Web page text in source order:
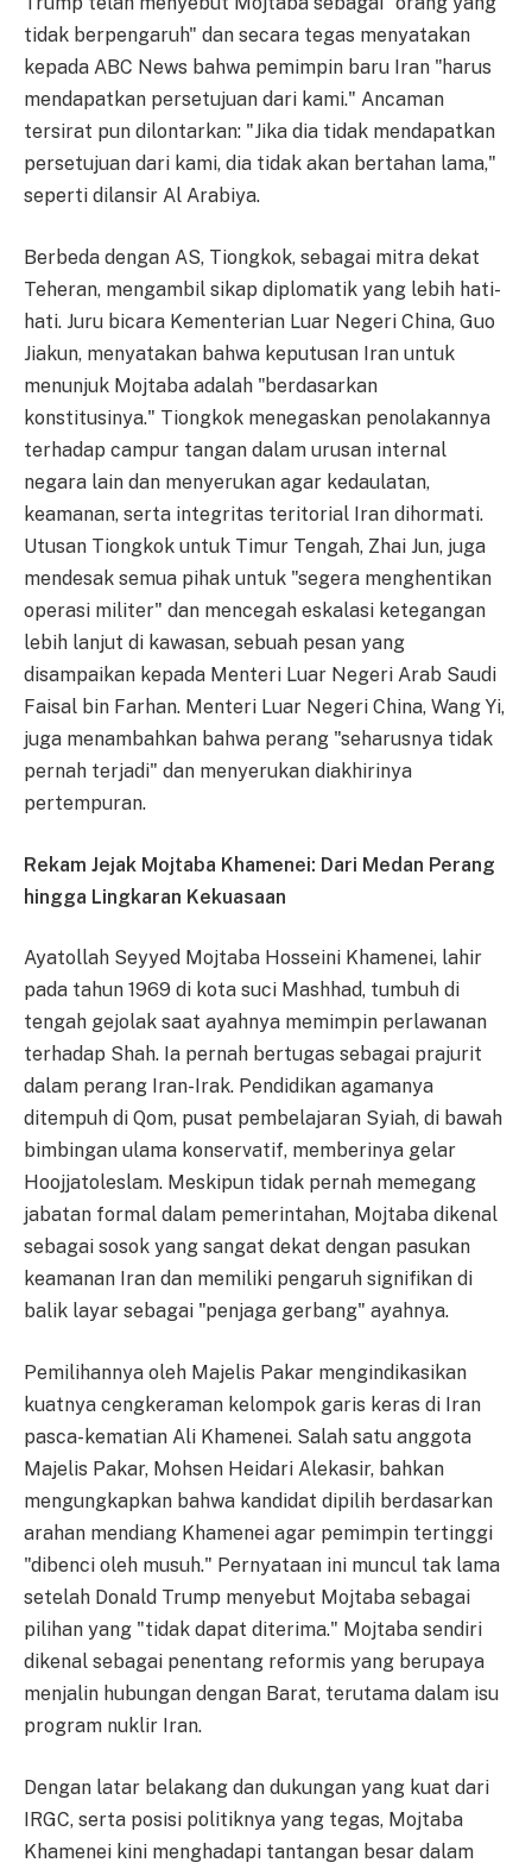
tidak berpengaruh" dan secara tegas menyatakan
kepada ABC News bahwa pemimpin baru Iran "harus
mendapatkan persetujuan dari kami." Ancaman
tersirat pun dilontarkan: "Jika dia tidak mendapatkan
persetujuan dari kami, dia tidak akan bertahan lama,"
seperti dilansir Al Arabiya.
Berbeda dengan AS, Tiongkok, sebagai mitra dekat
Teheran, mengambil sikap diplomatik yang lebih hati-
hati. Juru bicara Kementerian Luar Negeri China, Guo
Jiakun, menyatakan bahwa keputusan Iran untuk
menunjuk Mojtaba adalah "berdasarkan
konstitusinya." Tiongkok menegaskan penolakannya
terhadap campur tangan dalam urusan internal
negara lain dan menyerukan agar kedaulatan,
keamanan, serta integritas teritorial Iran dihormati.
Utusan Tiongkok untuk Timur Tengah, Zhai Jun, juga
mendesak semua pihak untuk "segera menghentikan
operasi militer" dan mencegah eskalasi ketegangan
lebih lanjut di kawasan, sebuah pesan yang
disampaikan kepada Menteri Luar Negeri Arab Saudi
Faisal bin Farhan. Menteri Luar Negeri China, Wang Yi,
juga menambahkan bahwa perang "seharusnya tidak
pernah terjadi" dan menyerukan diakhirinya
pertempuran.
Rekam Jejak Mojtaba Khamenei: Dari Medan Perang
hingga Lingkaran Kekuasaan
Ayatollah Seyyed Mojtaba Hosseini Khamenei, lahir
pada tahun 1969 di kota suci Mashhad, tumbuh di
tengah gejolak saat ayahnya memimpin perlawanan
terhadap Shah. Ia pernah bertugas sebagai prajurit
dalam perang Iran-Irak. Pendidikan agamanya
ditempuh di Qom, pusat pembelajaran Syiah, di bawah
bimbingan ulama konservatif, memberinya gelar
Hoojjatoleslam. Meskipun tidak pernah memegang
jabatan formal dalam pemerintahan, Mojtaba dikenal
sebagai sosok yang sangat dekat dengan pasukan
keamanan Iran dan memiliki pengaruh signifikan di
balik layar sebagai "penjaga gerbang" ayahnya.
Pemilihannya oleh Majelis Pakar mengindikasikan
kuatnya cengkeraman kelompok garis keras di Iran
pasca-kematian Ali Khamenei. Salah satu anggota
Majelis Pakar, Mohsen Heidari Alekasir, bahkan
mengungkapkan bahwa kandidat dipilih berdasarkan
arahan mendiang Khamenei agar pemimpin tertinggi
"dibenci oleh musuh." Pernyataan ini muncul tak lama
setelah Donald Trump menyebut Mojtaba sebagai
pilihan yang "tidak dapat diterima." Mojtaba sendiri
dikenal sebagai penentang reformis yang berupaya
menjalin hubungan dengan Barat, terutama dalam isu
program nuklir Iran.
Dengan latar belakang dan dukungan yang kuat dari
IRGC, serta posisi politiknya yang tegas, Mojtaba
Khamenei kini menghadapi tantangan besar dalam